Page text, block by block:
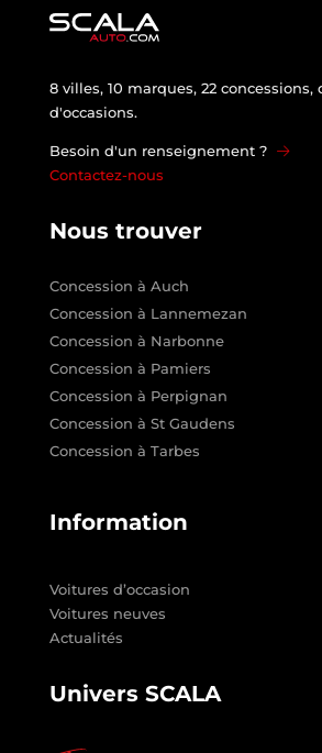
8 villes, 10 marques, 22 concessions,
d'occasions.
Besoin d'un renseignement ?
Contactez-nous
Nous trouver
Concession à Auch
Concession à Lannemezan
Concession à Narbonne
Concession à Pamiers
Concession à Perpignan
Concession à St Gaudens
Concession à Tarbes
Information
Voitures d’occasion
Voitures neuves
Actualités
Univers SCALA